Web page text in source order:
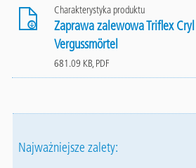
Charakterystyka produktu
Zaprawa zalewowa Triflex Cryl
Vergussmörtel
681.09 KB, PDF
Najważniejsze zalety: